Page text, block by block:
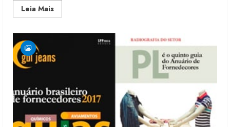
Leia MaisRead
more
aumento
de